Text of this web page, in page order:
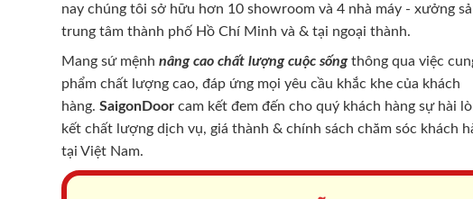
nay chúng tôi sở hữu hơn 10 showroom và 4 nhà máy - xưởng
trung tâm thành phố Hồ Chí Minh và & tại ngoại thành.
Mang sứ mệnh nâng cao chất lượng cuộc sốngthông qua việc
phẩm chất lượng cao, đáp ứng mọi yêu cầu khắc khe của khách
hàng. SaigonDoor cam kết đem đến cho quý khách hàng sự hài
kết chất lượng dịch vụ, giá thành & chính sách chăm sóc khách
tại Việt Nam.